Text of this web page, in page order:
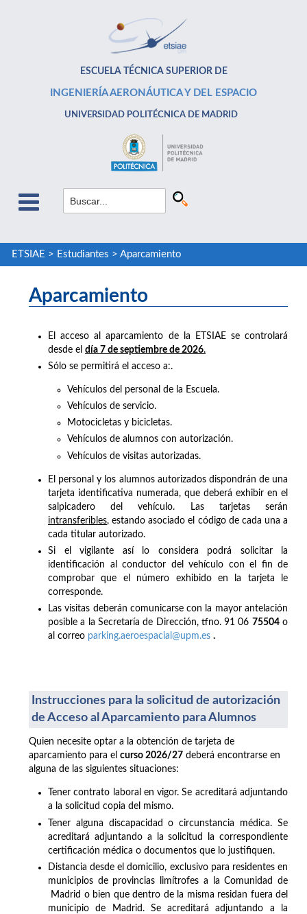
ESCUELA TÉCNICA SUPERIOR DE
INGENIERÍA AERONÁUTICA Y DEL ESPACIO
UNIVERSIDAD POLITÉCNICA DE MADRID
ETSIAE > Estudiantes > Aparcamiento
Aparcamiento
El acceso al aparcamiento de la ETSIAE se controlará
desde el día 7 de septiembre de 2026.
Sólo se permitirá el acceso a:.
Vehículos del personal de la Escuela.
Vehículos de servicio.
Motocicletas y bicicletas.
Vehículos de alumnos con autorización.
Vehículos de visitas autorizadas.
El personal y los alumnos autorizados dispondrán de una
tarjeta identificativa numerada, que deberá exhibir en el
salpicadero del vehículo. Las tarjetas serán
intransferibles, estando asociado el código de cada una a
cada titular autorizado.
Si el vigilante así lo considera podrá solicitar la
identificación al conductor del vehículo con el fin de
comprobar que el número exhibido en la tarjeta le
corresponde.
Las visitas deberán comunicarse con la mayor antelación
posible a la Secretaría de Dirección, tfno. 91 06 75504o
al correo parking.aeroespacial@upm.es .
Instrucciones para la solicitud de autorización
de Acceso al Aparcamiento para Alumnos
Quien necesite optar a la obtención de tarjeta de
aparcamiento para el curso 2026/27 deberá encontrarse en
alguna de las siguientes situaciones:
Tener contrato laboral en vigor. Se acreditará adjuntando
a la solicitud copia del mismo.
Tener alguna discapacidad o circunstancia médica. Se
acreditará adjuntando a la solicitud la correspondiente
certificación médica o documentos que lo justifiquen.
Distancia desde el domicilio, exclusivo para residentes en
municipios de provincias limítrofes a la Comunidad de
Madrid o bien que dentro de la misma residan fuera del
municipio de Madrid. Se acreditará adjuntando a la